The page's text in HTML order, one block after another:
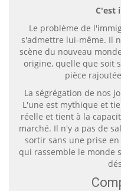
C'est
Le problème de
s'admettre lui-même. Il
scène du nouveau
origine, quelle que soit
pièce
La ségrégation de nos
L'une est mythique et
réelle et tient à la
marché. Il n'y a pas de
sortir sans une prise
qui rassemble le monde